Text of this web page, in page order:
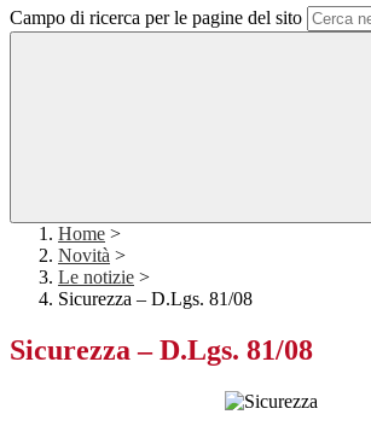
Campo di ricerca per le pagine del sito
Home >
Novità >
Le notizie >
Sicurezza – D.Lgs. 81/08
Sicurezza – D.Lgs. 81/08